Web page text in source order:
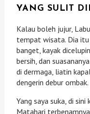
YANG SULIT
Kalau boleh jujur,
tempat wisata. Dia itu
banget, kayak
bersih, dan
di dermaga, liatin
dengerin debur ombak.
Yang saya suka, di
Matahari